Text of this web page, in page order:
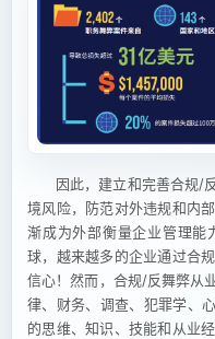
因此，建立和完善合规/
境风险，防范对外违规和内
渐成为外部衡量企业管理能
球，越来越多的企业通过合
信心！然而，合规/反舞弊从
律、财务、调查、犯罪学、
的思维、知识、技能和从业